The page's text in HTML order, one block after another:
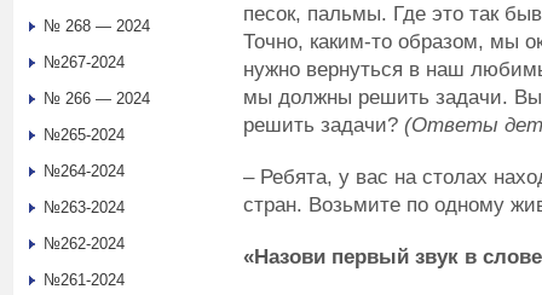
песок, пальмы. Где это так
Точно, каким-то образом, мы
нужно вернуться в наш
мы должны решить задачи. Вы
решить задачи? (Ответы
– Ребята, у вас на столах
стран. Возьмите по одному
«Назови первый звук в
№ 268 — 2024
№267-2024
№ 266 — 2024
№265-2024
№264-2024
№263-2024
№262-2024
№261-2024